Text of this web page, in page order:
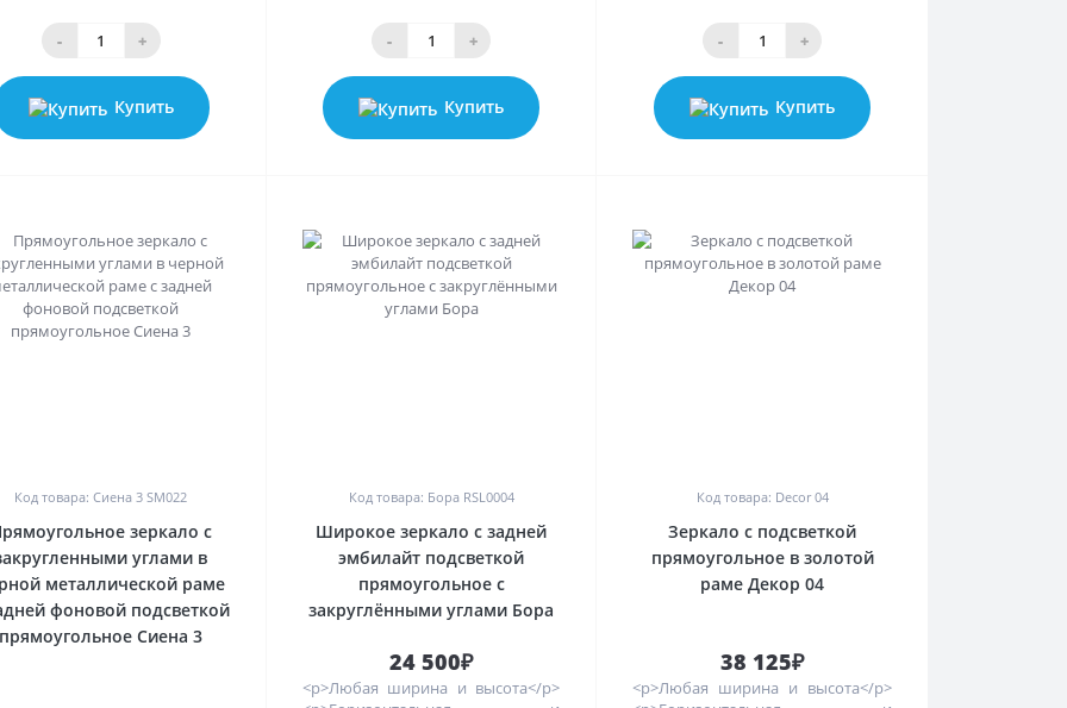
- +
Купить
- +
Купить
- +
Купить
Код товара: Сиена 3 SM022
зеркало с
углами в
металлической раме
фоновой подсветкой
прямоугольное Сиена 3
Код товара: Бора RSL0004
Широкое зеркало с задней
эмбилайт подсветкой
прямоугольное с
закруглёнными углами Бора
24 500₽
<p>Любая ширина и высота</p>
Код товара: Decor 04
Зеркало с подсветкой
прямоугольное в золотой
раме Декор 04
38 125₽
<p>Любая ширина и высота</p>